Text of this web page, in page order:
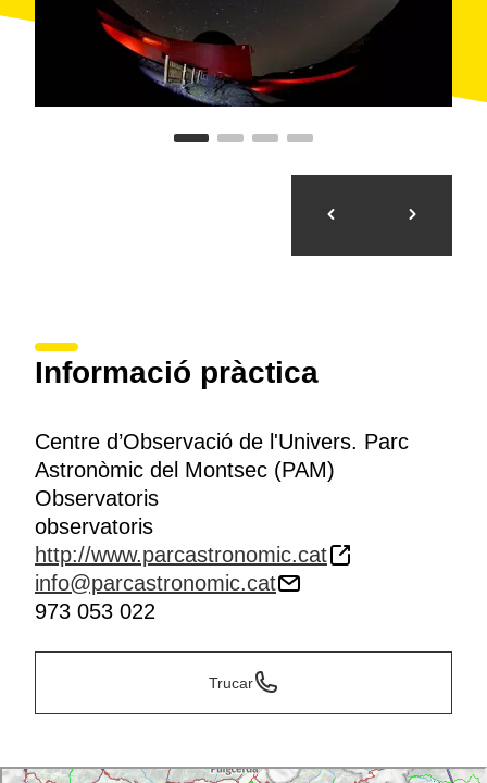
amb 0,8 m de diàmetre. Habitualment, aquest
observatori no es pot visitar, ja que les instal·lacions
es reserven per a usos científics, però entre els mesos
de maig i setembre s'hi organitzen algunes visites
guiades.
Informació pràctica
Centre d’Observació de l'Univers. Parc
Astronòmic del Montsec (PAM)
Observatoris
observatoris
http://www.parcastronomic.cat
info@parcastronomic.cat
973 053 022
Trucar